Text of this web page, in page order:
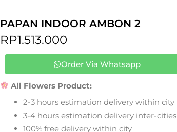
PAPAN INDOOR AMBON 2
RP1.513.000
Order Via Whatsapp
All Flowers Product:
2-3 hours estimation delivery within city
3-4 hours estimation delivery inter-cities
100% free delivery within city